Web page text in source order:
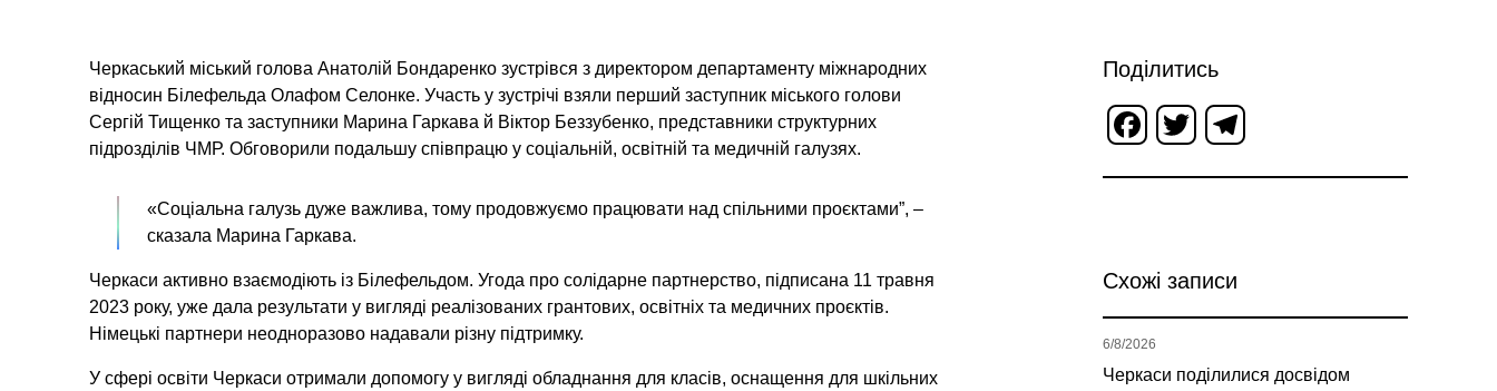
Черкаський міський голова Анатолій Бондаренко зустрівся з директором департаменту міжнародних
відносин Білефельда Олафом Селонке. Участь у зустрічі взяли перший заступник міського голови
Сергій Тищенко та заступники Марина Гаркава й Віктор Беззубенко, представники структурних
підрозділів ЧМР. Обговорили подальшу співпрацю у соціальній, освітній та медичній галузях.
«Соціальна галузь дуже важлива, тому продовжуємо працювати над спільними проєктами”, –
сказала Марина Гаркава.
Черкаси активно взаємодіють із Білефельдом. Угода про солідарне партнерство, підписана 11 травня
2023 року, уже дала результати у вигляді реалізованих грантових, освітніх та медичних проєктів.
Німецькі партнери неодноразово надавали різну підтримку.
У сфері освіти Черкаси отримали допомогу у вигляді обладнання для класів, оснащення для шкільних
Поділитись
Facebook
Twitter
Схожі записи
Черкаси поділилися досвідом
6/8/2026